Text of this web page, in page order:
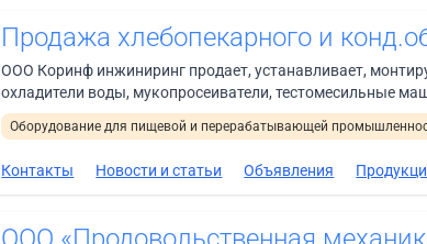
Продажа хлебопекарного и
ООО Коринф инжиниринг продает, устанавливает,
охладители воды, мукопросеиватели, тестомесильные
Оборудование для пищевой и перерабатывающей
Контакты Новости и статьи Объявления